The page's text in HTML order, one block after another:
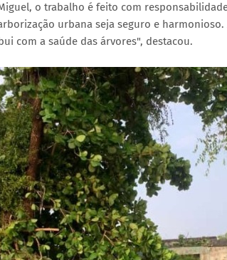
o trabalho é feito com
urbana seja seguro e
com a saúde das árvores", destacou.